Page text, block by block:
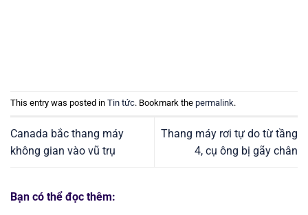
This entry was posted in Tin tức. Bookmark the permalink.
Canada bắc thang máy
không gian vào vũ trụ
Thang máy rơi tự do từ tầng
4, cụ ông bị gãy chân
Bạn có thể đọc thêm: